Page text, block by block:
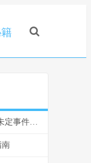
未定事件簿飞雪落红尘的策略要点有哪些 未定事件簿飞雪落红尘攻略乱步轩取舍之道
南